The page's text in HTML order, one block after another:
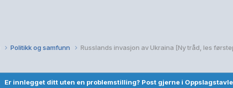
Politikk og samfunn Russlands invasjon av Ukraina [Ny tråd, les
Er innlegget ditt uten en problemstilling? Post gjerne i